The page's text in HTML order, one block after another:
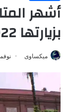
أشهر
بزيارتها 2022
ميكساوى نوفمبر